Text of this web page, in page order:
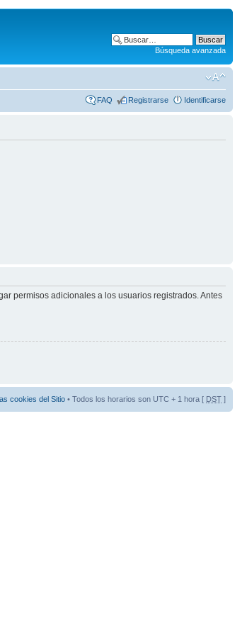
Búsqueda avanzada
FAQ Registrarse Identificarse
permisos adicionales a los usuarios registrados. Antes
cookies del Sitio • Todos los horarios son UTC + 1 hora [ DST ]